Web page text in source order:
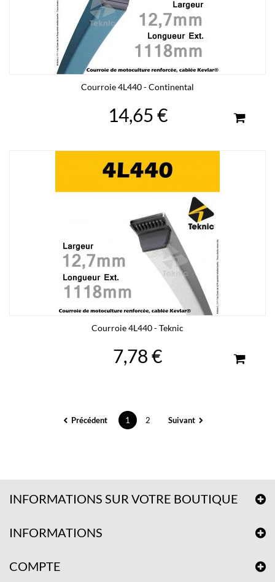
Courroie 4L440 - Continental
14,65 €
Courroie 4L440 - Teknic
7,78 €
Précédent 1 2 Suivant
INFORMATIONS SUR VOTRE BOUTIQUE
INFORMATIONS
COMPTE